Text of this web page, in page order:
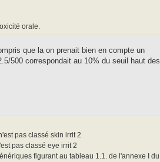
orale.
que la on prenait bien en compte un
500 correspondait au 10% du seuil haut des
pas classé skin irrit 2
pas classé eye irrit 2
figurant au tableau 1.1. de l'annexe I du